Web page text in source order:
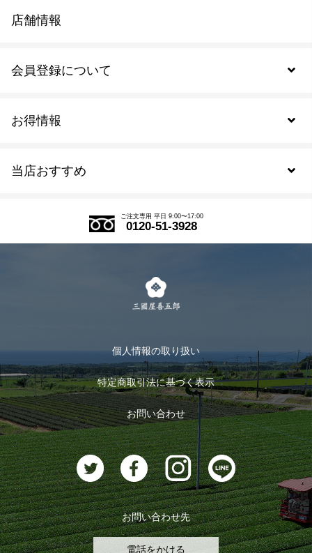
当店おすすめ
式部の香りシリーズ
お茶のギフト
おすすめのお茶
お茶に合うスイーツ
お得情報
会員登録について
会員規約について
ログイン
ログアウト
店舗情報
ご注文専用 平日 9:00〜17:00
0120-51-3928
個人情報の取り扱い
特定商取引法に基づく表示
お問い合わせ
お問い合わせ先
電話をかける